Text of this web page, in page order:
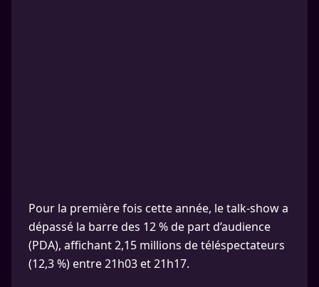
Pour la première fois cette année, le talk-show a
dépassé la barre des 12 % de part d’audience
(PDA), affichant 2,15 millions de téléspectateurs
(12,3 %) entre 21h03 et 21h17.